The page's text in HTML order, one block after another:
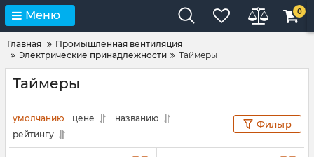
Меню 0
Главная
Промышленная вентиляция
Электрические принадлежности
Таймеры
Таймеры
умолчанию цене
названию
рейтингу
Фильтр